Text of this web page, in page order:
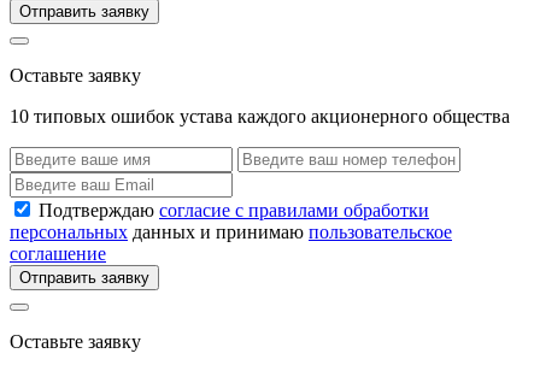
Отправить заявку
Оставьте заявку
10 типовых ошибок устава каждого акционерного общества
Подтверждаю согласие с правилами обработки
персональных данных и принимаю пользовательское
соглашение
Отправить заявку
Оставьте заявку